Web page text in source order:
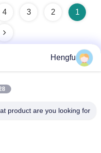
1
2
3
4
قرية بوزي، مدينة
Hengfu
product are you looking for?